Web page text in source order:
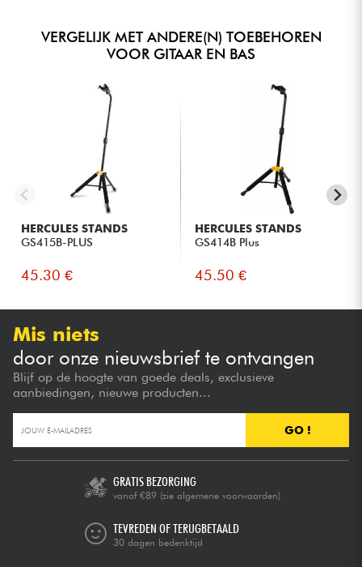
VERGELIJK MET ANDERE(N) TOEBEHOREN
VOOR GITAAR EN BAS
HERCULES STANDS
GS415B-PLUS
45.30 €
HERCULES STANDS
GS414B Plus
45.50 €
Mis niets
door onze nieuwsbrief te ontvangen
Blijf op de hoogte van goede deals, exclusieve
aanbiedingen, nieuwe producten...
GO !
GRATIS BEZORGING
vanaf €89 (zie algemene voorwaarden)
TEVREDEN OF TERUGBETAALD
30 dagen bedenktijd